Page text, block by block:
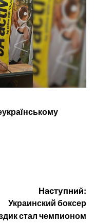
Наступний:
Украинский боксер
стал чемпионом